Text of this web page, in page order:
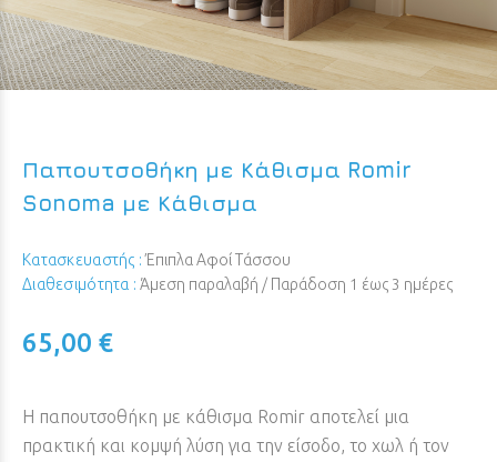
Παπουτσοθήκη με Κάθισμα Romir
Sonoma με Κάθισμα
Κατασκευαστής :Έπιπλα Αφοί Τάσσου
Διαθεσιμότητα :Άμεση παραλαβή / Παράδoση 1 έως 3 ημέρες
65,00 €
Η παπουτσοθήκη με κάθισμα Romir αποτελεί μια
πρακτική και κομψή λύση για την είσοδο, το χωλ ή τον